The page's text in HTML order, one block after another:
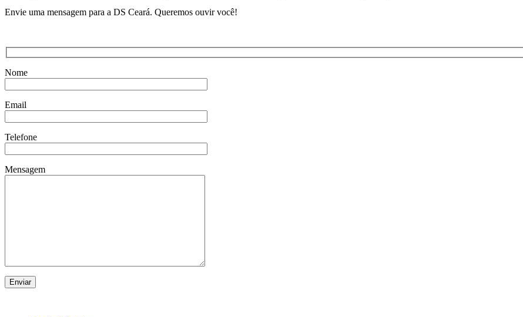
Envie uma mensagem para a DS Ceará. Queremos ouvir você!
Nome
Email
Telefone
Mensagem